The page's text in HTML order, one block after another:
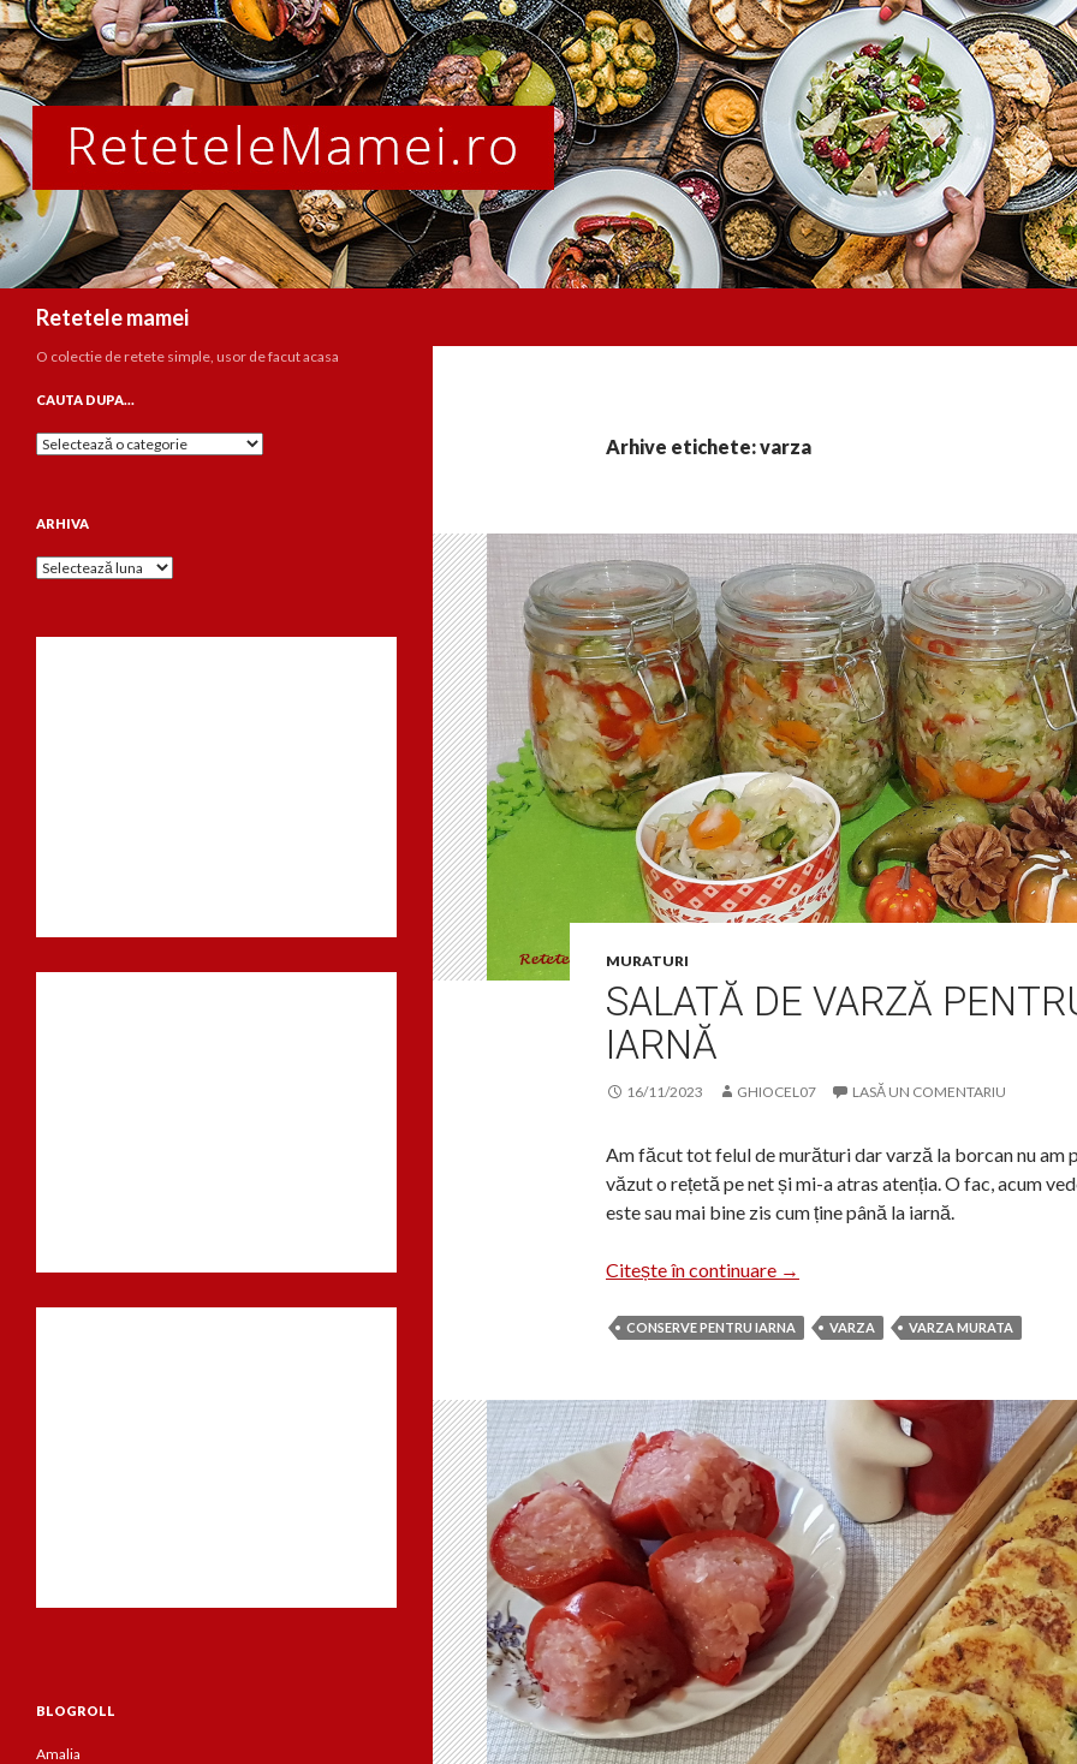
Retetele mamei
Arhive etichete: varza
MURATURI
SALATĂ DE VARZĂ
IARNĂ
16/11/2023 GHIOCEL07 LASĂ UN COMENTARIU
Am făcut tot felul de murături dar varză la borcan nu am
văzut o rețetă pe net și mi-a atras atenția. O fac, acum
este sau mai bine zis cum ține până la iarnă.
Citește în continuare Salată de varză pentru iarnă
→
CONSERVE PENTRU IARNA VARZA VARZA MURATA
O colectie de retete simple, usor de facut acasa
CAUTA DUPA…
Cauta
ARHIVA
Arhiva
BLOGROLL
Amalia